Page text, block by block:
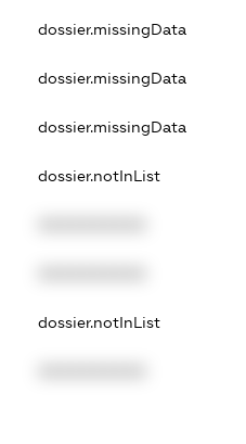
dossier.missingData
dossier.missingData
dossier.missingData
dossier.notInList
dossier.notInList